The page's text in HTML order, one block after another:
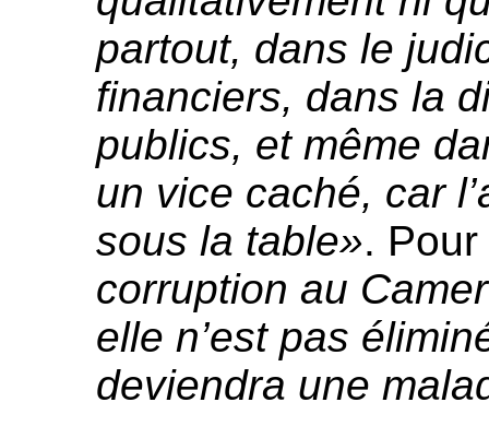
partout, dans le
financiers, dans la
publics, et même
un vice caché, car
sous la table».
corruption au
elle n’est pas
deviendra une